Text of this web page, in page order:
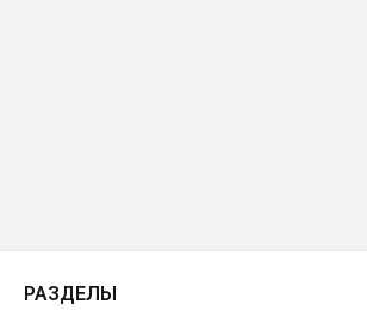
РАЗДЕЛЫ